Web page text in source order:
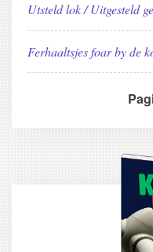
Utsteld lok / Uitgesteld
Ferhaaltsjes foar by de